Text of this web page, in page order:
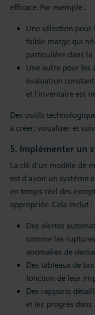
efficace. Par exemple :
Une sélection
faible marge qui
particulière dans
Une autre pour les
évaluation
et l’inventaire est
Des outils
à créer, visualiser et
5. Implémenter un
La clé d’un modèle de
est d’avoir un système
en temps réel des
appropriée. Cela inclut :
Des alertes
comme les
anomalies de
Des tableaux de
fonction de leur
Des rapports
et les progrès